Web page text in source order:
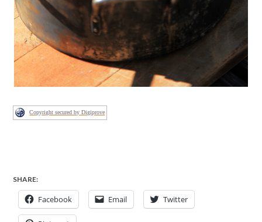
Copyright secured by Digiprove
SHARE:
Facebook Email Twitter